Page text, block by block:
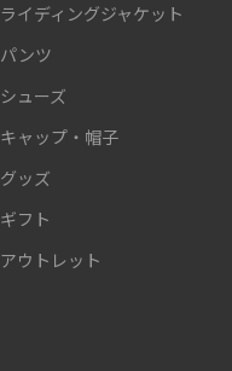
ライディングジャケット
パンツ
シューズ
キャップ・帽子
グッズ
ギフト
アウトレット